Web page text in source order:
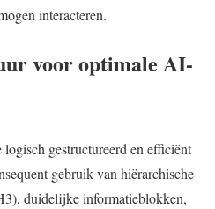
interacteren.
voor optimale AI-
gestructureerd en efficiënt
gebruik van hiërarchische
duidelijke informatieblokken,